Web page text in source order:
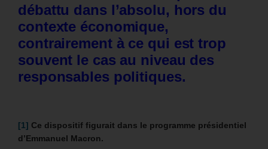
débattu dans l’absolu, hors du
contexte économique,
contrairement à ce qui est trop
souvent le cas au niveau des
responsables politiques.
[1] Ce dispositif figurait dans le programme présidentiel
d’Emmanuel Macron.